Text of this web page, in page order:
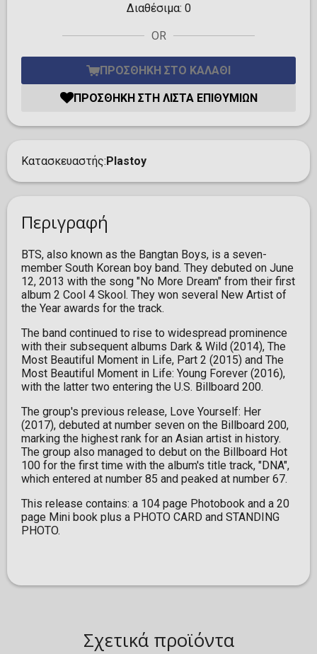
Διαθέσιμα: 0
OR
ΠΡΟΣΘΉΚΗ ΣΤΟ ΚΑΛΆΘΙ
ΠΡΟΣΘΉΚΗ ΣΤΗ ΛΊΣΤΑ ΕΠΙΘΥΜΙΏΝ
Κατασκευαστής Plastoy
Περιγραφή
BTS, also known as the Bangtan Boys, is a seven-
member South Korean boy band. They debuted on June
12, 2013 with the song "No More Dream" from their first
album 2 Cool 4 Skool. They won several New Artist of
the Year awards for the track.
The band continued to rise to widespread prominence
with their subsequent albums Dark & Wild (2014), The
Most Beautiful Moment in Life, Part 2 (2015) and The
Most Beautiful Moment in Life: Young Forever (2016),
with the latter two entering the U.S. Billboard 200.
The group's previous release, Love Yourself: Her
(2017), debuted at number seven on the Billboard 200,
marking the highest rank for an Asian artist in history.
The group also managed to debut on the Billboard Hot
100 for the first time with the album's title track, "DNA",
which entered at number 85 and peaked at number 67.
This release contains: a 104 page Photobook and a 20
page Mini book plus a PHOTO CARD and STANDING
PHOTO.
Σχετικά προϊόντα